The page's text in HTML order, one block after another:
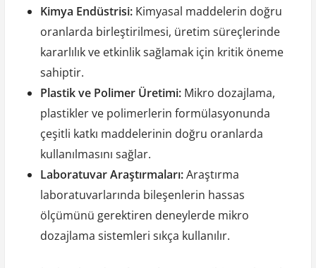
Kimya Endüstrisi:Kimyasal maddelerin doğru
oranlarda birleştirilmesi, üretim süreçlerinde
kararlılık ve etkinlik sağlamak için kritik öneme
sahiptir.
Plastik ve Polimer Üretimi:Mikro dozajlama,
plastikler ve polimerlerin formülasyonunda
çeşitli katkı maddelerinin doğru oranlarda
kullanılmasını sağlar.
Laboratuvar Araştırmaları:Araştırma
laboratuvarlarında bileşenlerin hassas
ölçümünü gerektiren deneylerde mikro
dozajlama sistemleri sıkça kullanılır.